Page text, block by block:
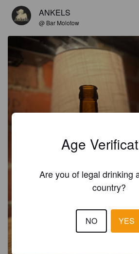
ANKELS
@ Bar Molotow
Age
Are you of legal drinking
country?
NO YES